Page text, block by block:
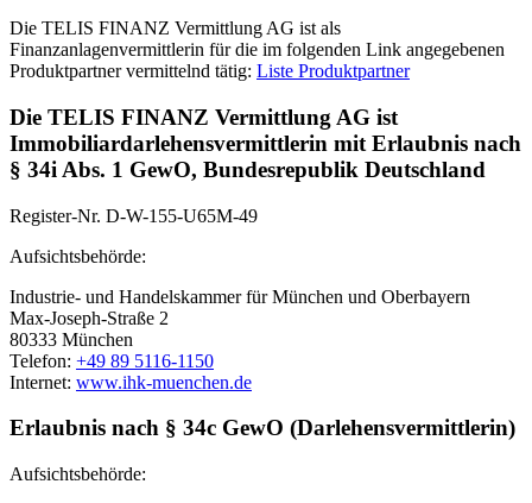
Die TELIS FINANZ Vermittlung AG ist als
Finanzanlagenvermittlerin für die im folgenden Link angegebenen
Produktpartner vermittelnd tätig: Liste Produktpartner
Die TELIS FINANZ Vermittlung AG ist
Immobiliardarlehensvermittlerin mit Erlaubnis nach
§ 34i Abs. 1 GewO, Bundesrepublik Deutschland
Register-Nr. D-W-155-U65M-49
Aufsichtsbehörde:
Industrie- und Handelskammer für München und Oberbayern
Max-Joseph-Straße 2
80333 München
Telefon: +49 89 5116-1150
Internet: www.ihk-muenchen.de
Erlaubnis nach § 34c GewO (Darlehensvermittlerin)
Aufsichtsbehörde: